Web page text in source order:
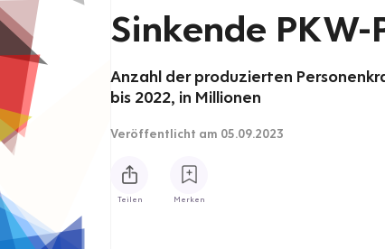
Sinkende
Anzahl der produzierten
bis 2022, in Millionen
Veröffentlicht am 05.09.2023
Teilen Merken